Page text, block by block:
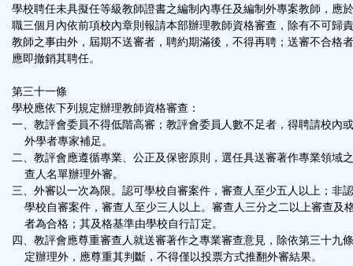
學校聘任未具擬任等級教師證書之編制內專任及編制外專案教師，應
職三個月內依前項校內章則報請本部辦理教師資格審查，除有不可歸
教師之事由外，屆期不送審者，聘約期滿後，不得再聘；送審不合格
應即撤銷其聘任。
第三十一條
學校應依下列規定辦理教師資格審查：
一、教評會委員不得低階高審；教評會委員人數不足者，得聘請校內
外學者專家補足。
二、教評會應遵循專業、公正及保密原則，選任具送審著作專業領域
查人名單辦理外審。
三、外審以一次為限。認可學校自審案件，審查人至少五人以上；非
學校自審案件，審查人至少三人以上。審查人三分之二以上審查及
者為合格；其及格基準由學校自行訂定。
四、教評會應尊重審查人就送審著作之專業審查意見，除依第三十九
定辦理外，應尊重其判斷，不得僅以投票方式推翻外審結果。